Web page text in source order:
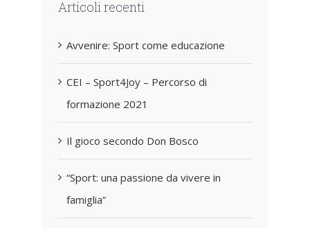
Articoli recenti
Avvenire: Sport come educazione
CEI – Sport4Joy – Percorso di
formazione 2021
Il gioco secondo Don Bosco
“Sport: una passione da vivere in
famiglia”